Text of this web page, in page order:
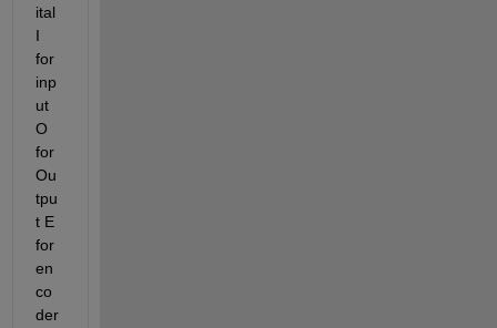
ital
I
for
inp
ut
O
for
Ou
tpu
t E
for
en
co
der